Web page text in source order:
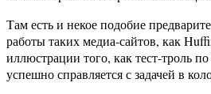
Там есть и некое подобие
работы таких медиа-сайтов, как
иллюстрации того, как тест-троль
успешно справляется с задачей в